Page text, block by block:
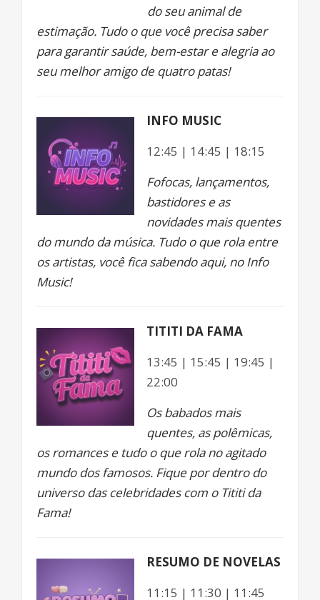
do seu animal de
estimação. Tudo o que você precisa saber
para garantir saúde, bem-estar e alegria ao
seu melhor amigo de quatro patas!
INFO MUSIC
12:45 | 14:45 | 18:15
Fofocas, lançamentos,
bastidores e as
novidades mais quentes
do mundo da música. Tudo o que rola entre
os artistas, você fica sabendo aqui, no Info
Music!
TITITI DA FAMA
13:45 | 15:45 | 19:45 |
22:00
Os babados mais
quentes, as polêmicas,
os romances e tudo o que rola no agitado
mundo dos famosos. Fique por dentro do
universo das celebridades com o Tititi da
Fama!
RESUMO DE NOVELAS
11:15 | 11:30 | 11:45